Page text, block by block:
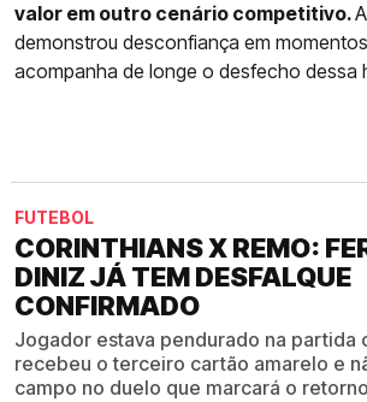
valor em outro cenário competitivo.
demonstrou desconfiança em
acompanha de longe o desfecho dessa
FUTEBOL
CORINTHIANS X REMO:
DINIZ JÁ TEM DESFALQUE
CONFIRMADO
Jogador estava pendurado na partida
recebeu o terceiro cartão amarelo e
campo no duelo que marcará o